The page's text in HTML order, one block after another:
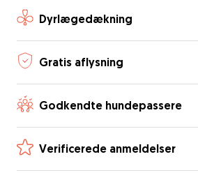
Dyrlægedækning
Gratis aflysning
Godkendte hundepassere
Verificerede anmeldelser